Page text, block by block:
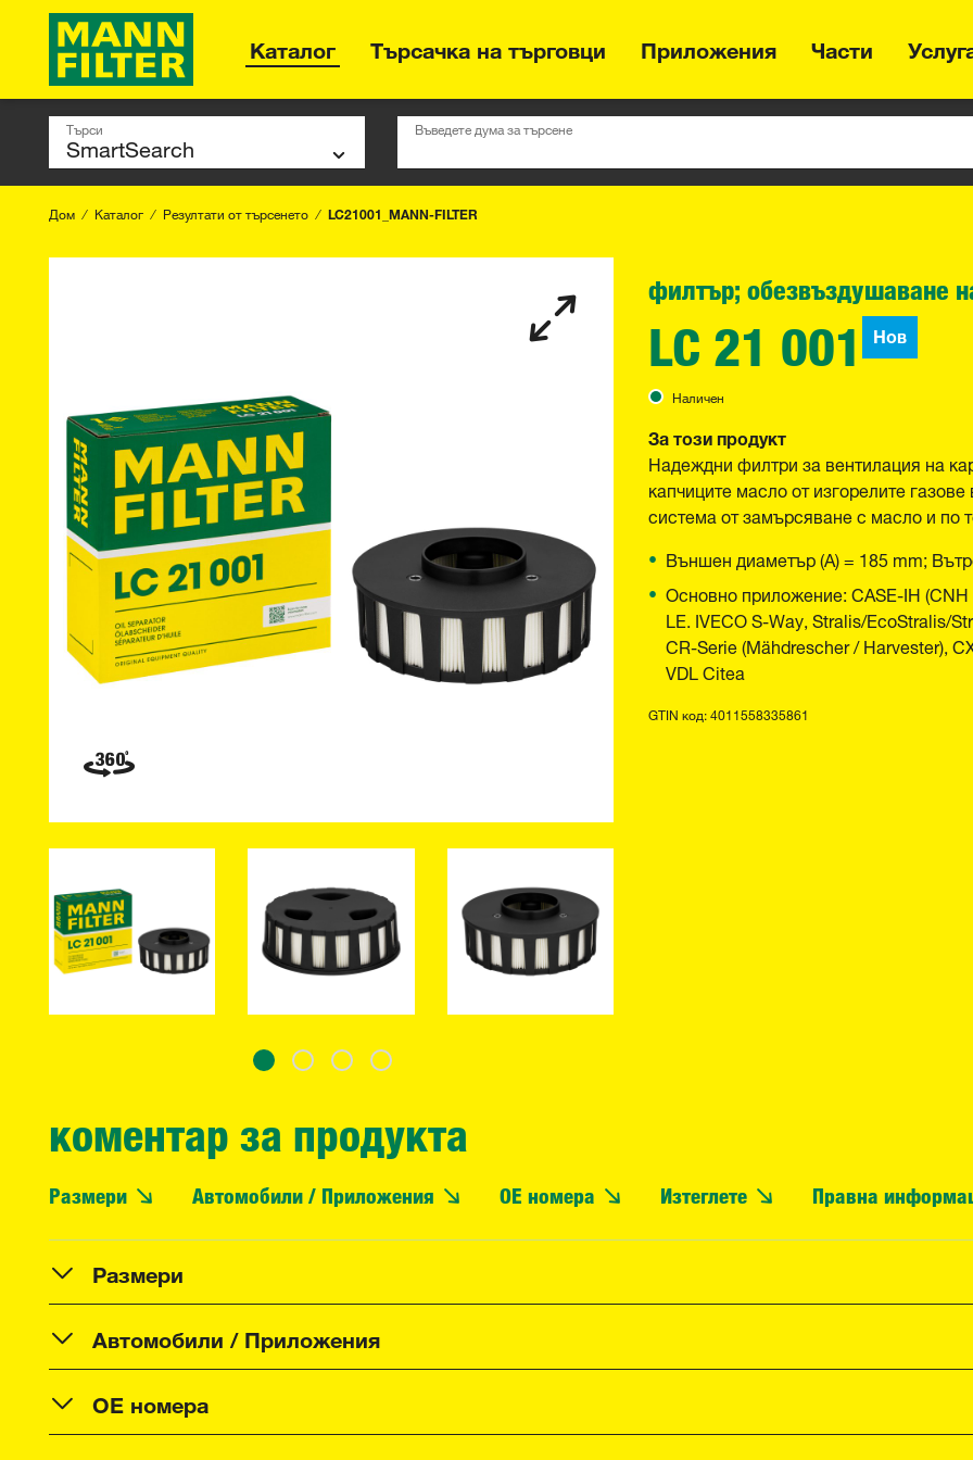
Каталог Търсачка на търговци Приложения Части
Търси Въведете дума за търсене
Дом Каталог Резултати от търсенето LC21001_MANN-FILTER
филтър; обезвъздушаване
LC 21 001 Нов
Наличен
За този продукт
Надеждни филтри за вентилация на
капчиците масло от изгорелите
система от замърсяване с масло и по
Външен диаметър (A) = 185 mm;
Основно приложение: CASE-IH
LE. IVECO S-Way, Stralis/EcoStralis/
CR-Serie (Mähdrescher / Harvester),
VDL Citea
GTIN код: 4011558335861
коментар за продукта
Размери Автомобили / Приложения OE номера Изтеглете Правна
Размери
Автомобили / Приложения
OE номера